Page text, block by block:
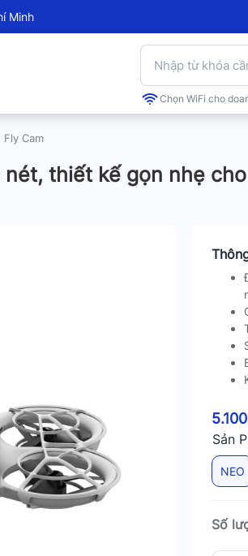
Minh
Chọn WiFi cho
Fly Cam
nét, thiết kế gọn nhẹ
Sản
NEO
Số